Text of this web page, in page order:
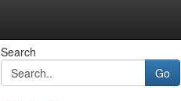
Search
Go